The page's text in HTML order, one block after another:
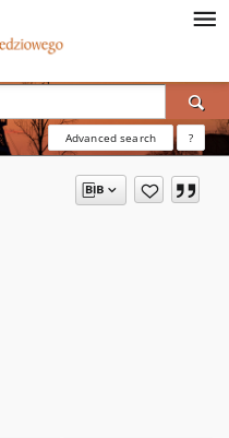
Advanced search ?